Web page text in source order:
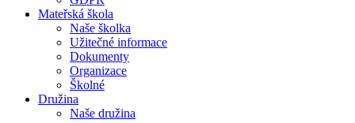
Mateřská škola
Naše školka
Užitečné informace
Dokumenty
Organizace
Školné
Družina
Naše družina